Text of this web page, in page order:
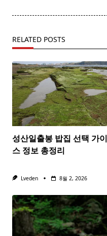
RELATED POSTS
성산일출봉 밥집 선택 가
스 정보 총정리
Lveden 8월 2, 2026